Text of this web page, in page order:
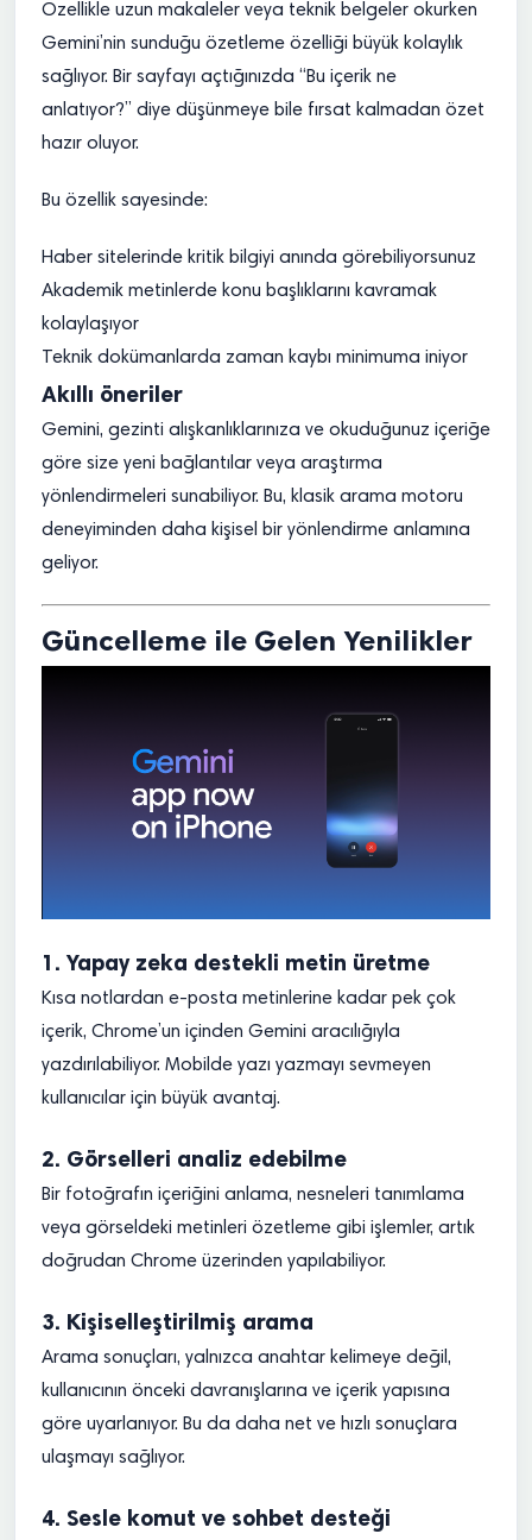
Özellikle uzun makaleler veya teknik belgeler okurken
Gemini’nin sunduğu özetleme özelliği büyük kolaylık
sağlıyor. Bir sayfayı açtığınızda “Bu içerik ne
anlatıyor?” diye düşünmeye bile fırsat kalmadan özet
hazır oluyor.
Bu özellik sayesinde:
Haber sitelerinde kritik bilgiyi anında görebiliyorsunuz
Akademik metinlerde konu başlıklarını kavramak
kolaylaşıyor
Teknik dokümanlarda zaman kaybı minimuma iniyor
Akıllı öneriler
Gemini, gezinti alışkanlıklarınıza ve okuduğunuz içeriğe
göre size yeni bağlantılar veya araştırma
yönlendirmeleri sunabiliyor. Bu, klasik arama motoru
deneyiminden daha kişisel bir yönlendirme anlamına
geliyor.
Güncelleme ile Gelen Yenilikler
1. Yapay zeka destekli metin üretme
Kısa notlardan e-posta metinlerine kadar pek çok
içerik, Chrome’un içinden Gemini aracılığıyla
yazdırılabiliyor. Mobilde yazı yazmayı sevmeyen
kullanıcılar için büyük avantaj.
2. Görselleri analiz edebilme
Bir fotoğrafın içeriğini anlama, nesneleri tanımlama
veya görseldeki metinleri özetleme gibi işlemler, artık
doğrudan Chrome üzerinden yapılabiliyor.
3. Kişiselleştirilmiş arama
Arama sonuçları, yalnızca anahtar kelimeye değil,
kullanıcının önceki davranışlarına ve içerik yapısına
göre uyarlanıyor. Bu da daha net ve hızlı sonuçlara
ulaşmayı sağlıyor.
4. Sesle komut ve sohbet desteği